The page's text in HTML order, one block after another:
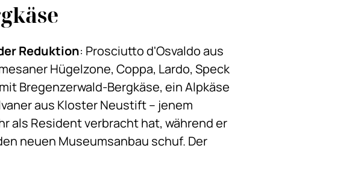
Reduktion: Prosciutto d'Osvaldo aus
Hügelzone, Coppa, Lardo, Speck
Bregenzerwald-Bergkäse, ein Alpkäse
aus Kloster Neustift – jenem
als Resident verbracht hat, während er
neuen Museumsanbau schuf. Der